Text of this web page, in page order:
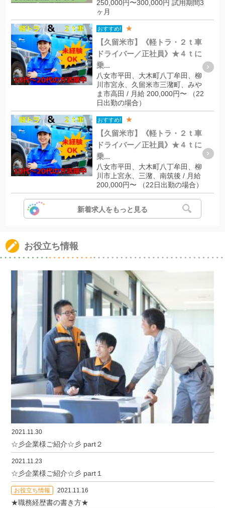
250,000円〜300,000円 試用期間3
ヶ月
おすすめ! ★
【久留米市】《軽トラ・２ｔ車
ドライバー／正社員》★４ｔに
乗...
八女市平田、大木町八丁牟田、柳
川市宮永、久留米市三潴町、みや
ま市高田 / 月給 200,000円〜 （22
日出勤の場合）
おすすめ! ★
【久留米市】《軽トラ・２ｔ車
ドライバー／正社員》★４ｔに
乗...
八女市平田、大木町八丁牟田、柳
川市上宮永、三潴、南筑後 / 月給
200,000円〜 （22日出勤の場合）
新着求人をもっと見る
お役立ち情報
2021.11.30
☆彡企業様ご紹介☆彡 part２
2021.11.23
☆彡企業様ご紹介☆彡 part１
お役立ち情報 2021.11.16
★職務経歴書の書き方★